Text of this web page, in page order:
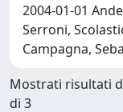
2004-01-01
Serroni,
Campagna,
Mostrati risultati
di 3